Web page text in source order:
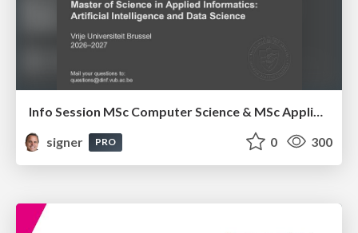
signer
PRO 0 300